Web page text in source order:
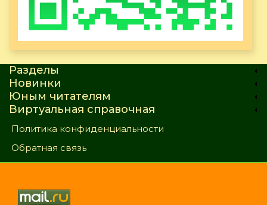
Разделы
Новинки
Юным читателям
Виртуальная справочная
Политика конфиденциальности
Обратная связь